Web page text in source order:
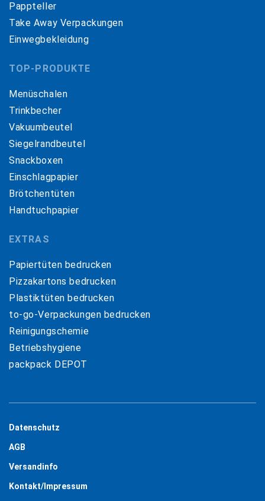
Pappteller
Take Away Verpackungen
Einwegbekleidung
TOP-PRODUKTE
Menüschalen
Trinkbecher
Vakuumbeutel
Siegelrandbeutel
Snackboxen
Einschlagpapier
Brötchentüten
Handtuchpapier
EXTRAS
Papiertüten bedrucken
Pizzakartons bedrucken
Plastiktüten bedrucken
to-go-Verpackungen bedrucken
Reinigungschemie
Betriebshygiene
packpack DEPOT
Datenschutz
AGB
Versandinfo
Kontakt/Impressum